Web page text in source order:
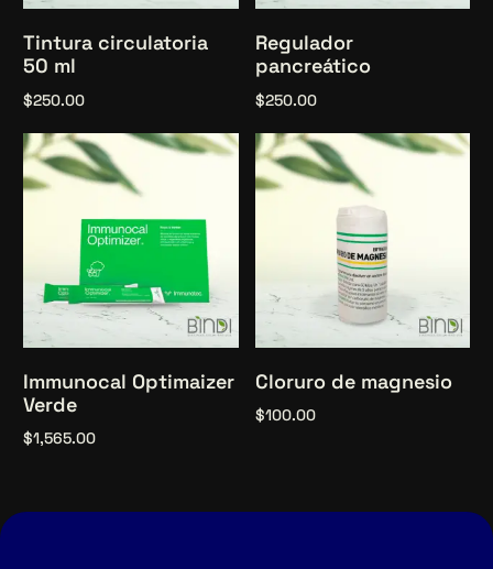
Tintura circulatoria
50 ml
$250.00
Añadir al carrito
Regulador
pancreático
$250.00
Añadir al carrito
Immunocal Optimaizer
Verde
$1,565.00
Cloruro de magnesio
$100.00